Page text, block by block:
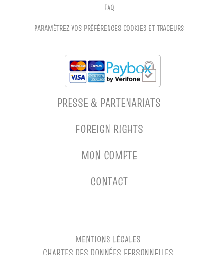
FAQ
PARAMÉTREZ VOS PRÉFÉRENCES COOKIES ET TRACEURS
PRESSE & PARTENARIATS
FOREIGN RIGHTS
MON COMPTE
CONTACT
MENTIONS LÉGALES
CHARTES DES DONNÉES PERSONNELLES